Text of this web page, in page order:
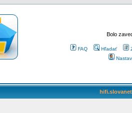
Bolo
FAQ Hľadať